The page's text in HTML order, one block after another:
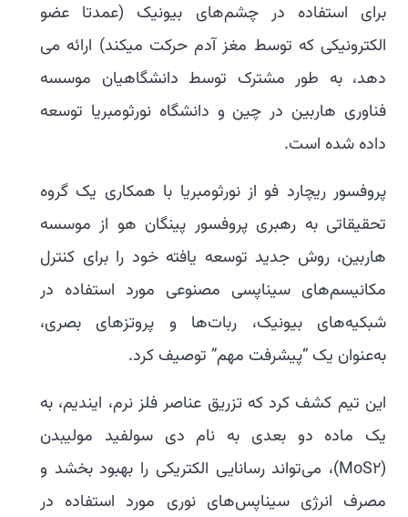
برای استفاده در چشم‌های بیونیک (عمدتا عضو
الکترونیکی که توسط مغز آدم حرکت میکند) ارائه می
دهد، به طور مشترک توسط دانشگاهیان موسسه
فناوری هاربین در چین و دانشگاه نورثومبریا توسعه
داده شده است.
پروفسور ریچارد فو از نورثومبریا با همکاری یک گروه
تحقیقاتی به رهبری پروفسور پینگان هو از موسسه
هاربین، روش جدید توسعه یافته خود را برای کنترل
مکانیسم‌های سیناپسی مصنوعی مورد استفاده در
شبکیه‌های بیونیک، ربات‌ها و پروتزهای بصری،
به‌عنوان یک “پیشرفت مهم” توصیف کرد.
این تیم کشف کرد که تزریق عناصر فلز نرم، ایندیم، به
یک ماده دو بعدی به نام دی سولفید مولیبدن
(MoS2)، می‌تواند رسانایی الکتریکی را بهبود بخشد و
مصرف انرژی سیناپس‌های نوری مورد استفاده در